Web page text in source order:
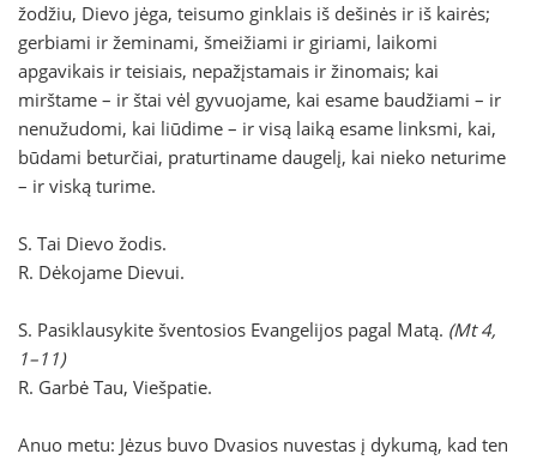
žodžiu, Dievo jėga, teisumo ginklais iš dešinės ir iš kairės;
gerbiami ir žeminami, šmeižiami ir giriami, laikomi
apgavikais ir teisiais, nepažįstamais ir žinomais; kai
mirštame – ir štai vėl gyvuojame, kai esame baudžiami – ir
nenužudomi, kai liūdime – ir visą laiką esame linksmi, kai,
būdami beturčiai, praturtiname daugelį, kai nieko neturime
– ir viską turime.
S. Tai Dievo žodis.
R. Dėkojame Dievui.
S. Pasiklausykite šventosios Evangelijos pagal Matą. (Mt 4,
1–11)
R. Garbė Tau, Viešpatie.
Anuo metu: Jėzus buvo Dvasios nuvestas į dykumą, kad ten